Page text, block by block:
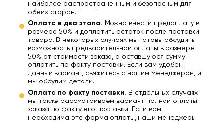
наиболее распространенным и безопасным для
обеих сторон.
Оплата в два этапа. Можно внести предоплату в
размере 50% и доплатить остаток после поставки
товара. В некоторых случаях мы готовы обсудить
возможность предварительной оплаты в размере
50% от стоимости заказа, а оставшуюся сумму
оплатить по факту поставки. Если вам удобен
данный вариант, свяжитесь с нашим менеджером, и
мы обсудим детали.
Оплата по факту поставки. В отдельных случаях
мы также рассматриваем вариант полной оплаты
заказа по факту его поставки. Если вам
необходима эта форма оплаты, наши менеджеры